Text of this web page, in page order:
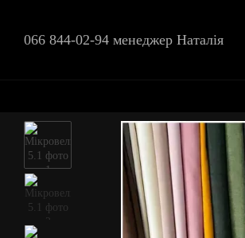
066 844-02-94 менеджер Наталія